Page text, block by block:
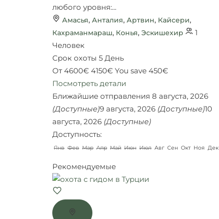
любого уровня:...
Амасья, Анталия, Артвин, Кайсери,
Кахраманмараш, Конья, Эскишехир
1
Человек
Срок охоты 5 День
От 4600€ 4150€ You save 450€
Посмотреть детали
Ближайшие отправления 8 августа, 2026
(Доступные)9 августа, 2026 (Доступные)10
августа, 2026 (Доступные)
Доступность:
Янв Фев Мар Апр Май Июн Июл Авг Сен Окт Ноя Дек
Рекомендуемые